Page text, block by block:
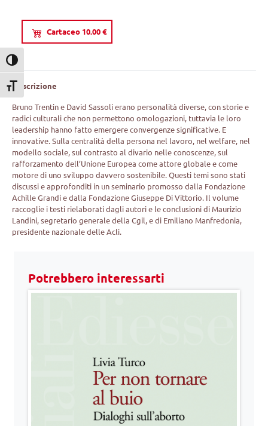
Attiva/disattiva alto contrasto
Attiva/disattiva dimensione testo
Cartaceo 10.00 €
Descrizione
Bruno Trentin e David Sassoli erano personalità diverse, con storie e
radici culturali che non permettono omologazioni, tuttavia le loro
leadership hanno fatto emergere convergenze significative. E
innovative. Sulla centralità della persona nel lavoro, nel welfare, nel
modello sociale, sul contrasto al divario nelle conoscenze, sul
rafforzamento dell’Unione Europea come attore globale e come
motore di uno sviluppo davvero sostenibile. Questi temi sono stati
discussi e approfonditi in un seminario promosso dalla Fondazione
Achille Grandi e dalla Fondazione Giuseppe Di Vittorio. Il volume
raccoglie i testi rielaborati dagli autori e le conclusioni di Maurizio
Landini, segretario generale della Cgil, e di Emiliano Manfredonia,
presidente nazionale delle Acli.
Potrebbero interessarti